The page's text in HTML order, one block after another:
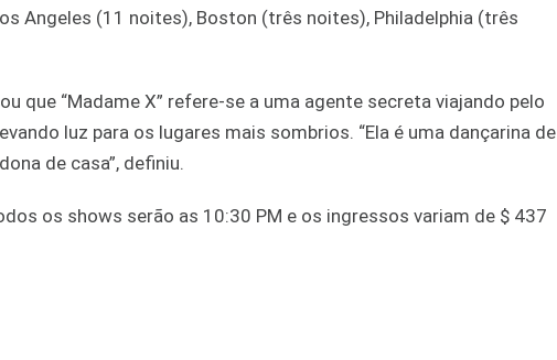
Angeles (11 noites), Boston (três noites), Philadelphia (três
que “Madame X” refere-se a uma agente secreta viajando pelo
luz para os lugares mais sombrios. “Ela é uma dançarina de
de casa”, definiu.
os shows serão as 10:30 PM e os ingressos variam de $ 437